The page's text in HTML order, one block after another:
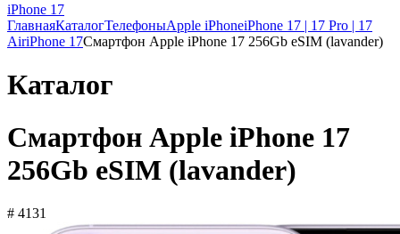
iPhone 17
ГлавнаяКаталогТелефоныApple iPhoneiPhone 17 | 17 Pro | 17
AiriPhone 17Смартфон Apple iPhone 17 256Gb eSIM (lavander)
Каталог
Смартфон Apple iPhone 17
256Gb eSIM (lavander)
# 4131